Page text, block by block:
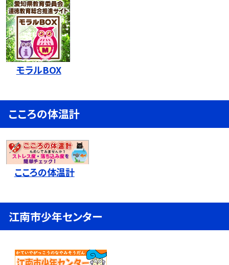
モラルBOX
こころの体温計
こころの体温計
江南市少年センター